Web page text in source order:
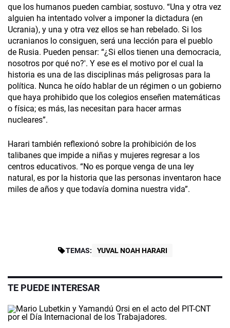
que los humanos pueden cambiar, sostuvo. “Una y otra vez
alguien ha intentado volver a imponer la dictadura (en
Ucrania), y una y otra vez ellos se han rebelado. Si los
ucranianos lo consiguen, será una lección para el pueblo
de Rusia. Pueden pensar: “¿Si ellos tienen una democracia,
nosotros por qué no?'. Y ese es el motivo por el cual la
historia es una de las disciplinas más peligrosas para la
política. Nunca he oído hablar de un régimen o un gobierno
que haya prohibido que los colegios enseñen matemáticas
o física; es más, las necesitan para hacer armas
nucleares”.
Harari también reflexionó sobre la prohibición de los
talibanes que impide a niñas y mujeres regresar a los
centros educativos. “No es porque venga de una ley
natural, es por la historia que las personas inventaron hace
miles de años y que todavía domina nuestra vida”.
TEMAS: YUVAL NOAH HARARI
TE PUEDE INTERESAR